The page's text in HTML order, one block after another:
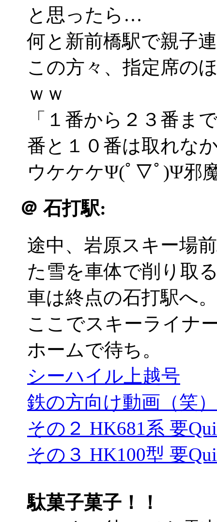
と思ったら…
何と新前橋駅で親子
この方々、指定席の
ｗｗ
「１番から２３番ま
番と１０番は取れな
ウケケケΨ(ﾟ▽ﾟ)Ψ邪
＠ 石打駅:
途中、岩原スキー場
た雪を車体で削り取
車は終点の石打駅へ。
ここでスキーライナ
ホームで待ち。
シーハイル上越号
鉄の方向け動画（笑
その２ HK681系 要
その３ HK100型 要
駄菓子菓子！！